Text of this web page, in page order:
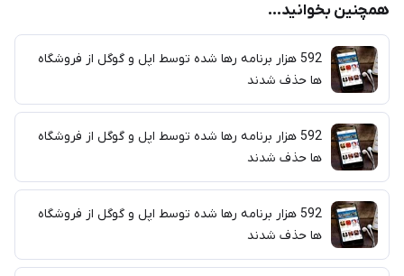
همچنین بخوانید...
592 هزار برنامه رها شده توسط اپل و گوگل از فروشگاه
ها حذف شدند
592 هزار برنامه رها شده توسط اپل و گوگل از فروشگاه
ها حذف شدند
592 هزار برنامه رها شده توسط اپل و گوگل از فروشگاه
ها حذف شدند